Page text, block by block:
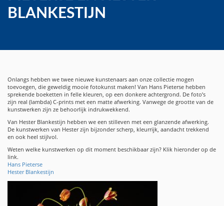
BLANKESTIJN
Onlangs hebben we twee nieuwe kunstenaars aan onze collectie mogen
toevoegen, die geweldig mooie fotokunst maken! Van Hans Pieterse hebben
sprekende boeketten in felle kleuren, op een donkere achtergrond. De foto’s
zijn real (lambda) C-prints met een matte afwerking. Vanwege de grootte van de
kunstwerken zijn ze behoorlijk indrukwekkend.
Van Hester Blankestijn hebben we een stilleven met een glanzende afwerking.
De kunstwerken van Hester zijn bijzonder scherp, kleurrijk, aandacht trekkend
en ook heel stijlvol.
Weten welke kunstwerken op dit moment beschikbaar zijn? Klik hieronder op de
link.
Hans Pieterse
Hester Blankestijn